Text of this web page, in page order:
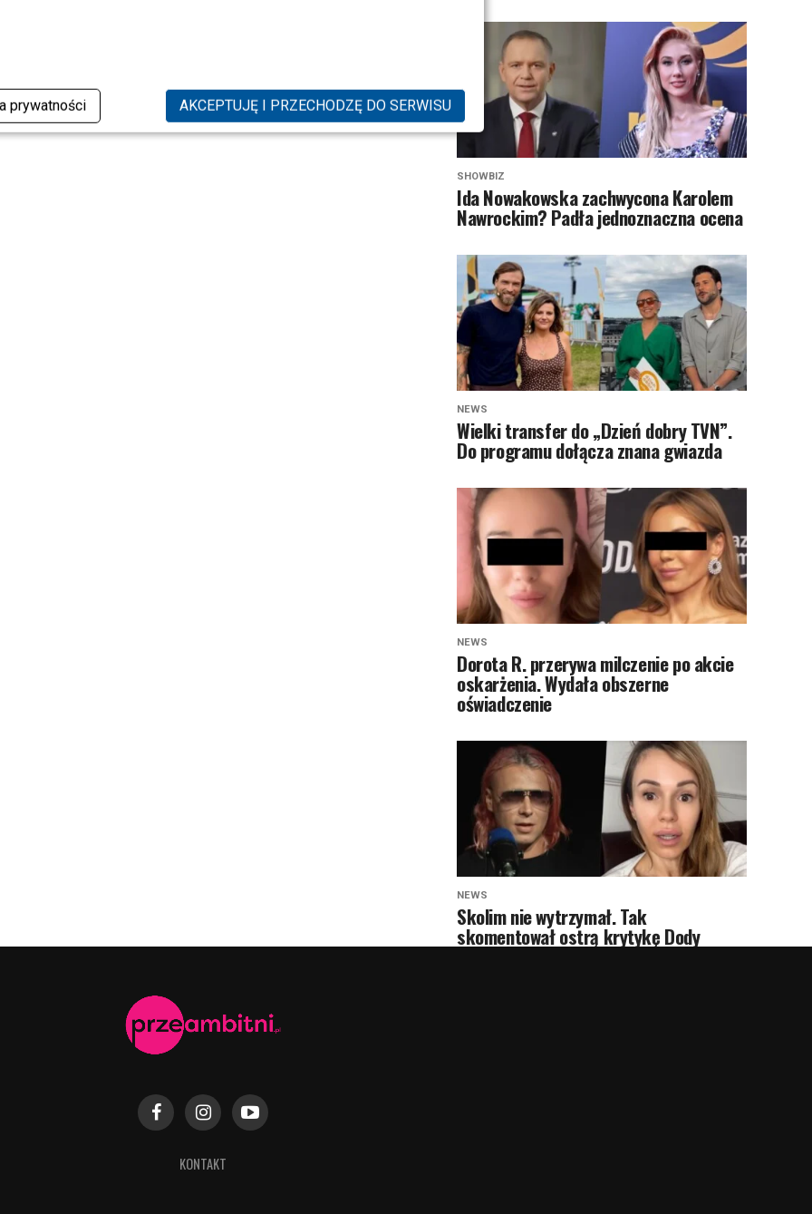
prywatności AKCEPTUJĘ I PRZECHODZĘ DO SERWISU
SHOWBIZ
Ida Nowakowska zachwycona Karolem
Nawrockim? Padła jednoznaczna ocena
NEWS
Wielki transfer do „Dzień dobry TVN”.
Do programu dołącza znana gwiazda
NEWS
Dorota R. przerywa milczenie po akcie
oskarżenia. Wydała obszerne
oświadczenie
NEWS
Skolim nie wytrzymał. Tak
skomentował ostrą krytykę Dody
KONTAKT